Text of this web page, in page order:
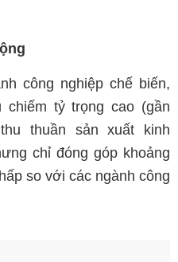
công nghiệp chế biến,
tỷ trọng cao (gần
thuần sản xuất kinh
chỉ đóng góp khoảng
so với các ngành công